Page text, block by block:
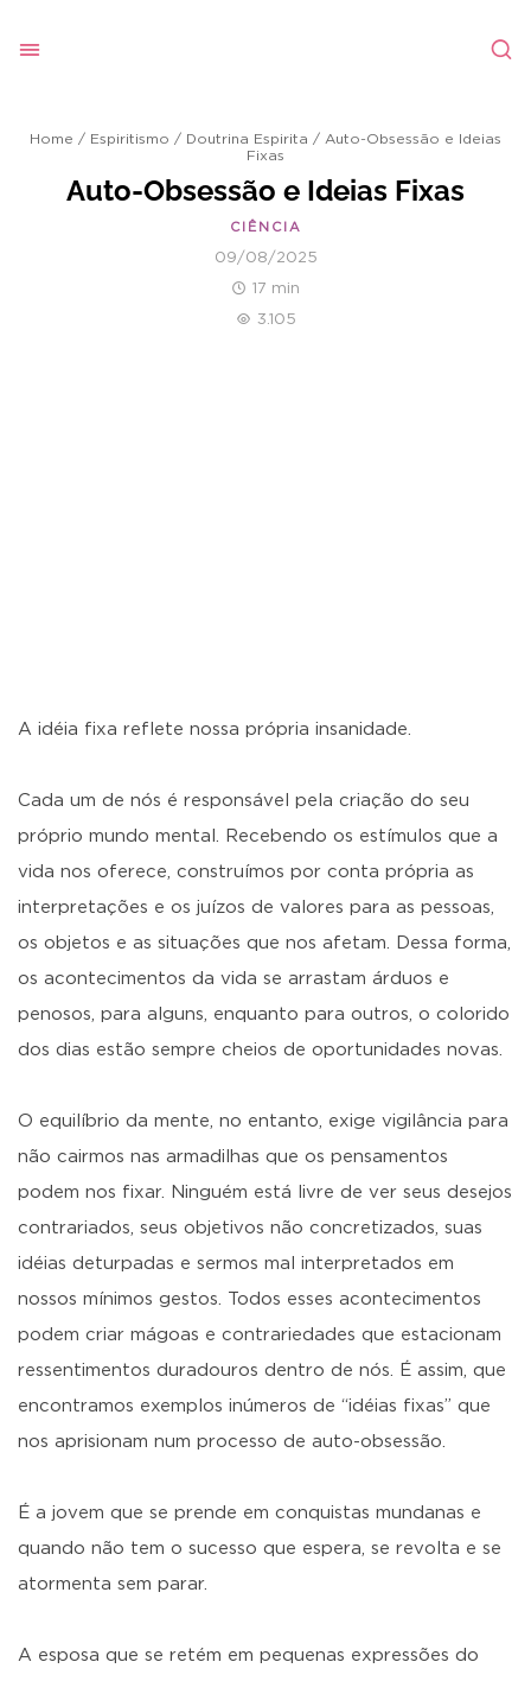
Home / Espiritismo / Doutrina Espirita / Auto-Obsessão e Ideias
Fixas
Auto-Obsessão e Ideias Fixas
CIÊNCIA
09/08/2025
17 min
3.105
A idéia fixa reflete nossa própria insanidade.
Cada um de nós é responsável pela criação do seu
próprio mundo mental. Recebendo os estímulos que a
vida nos oferece, construímos por conta própria as
interpretações e os juízos de valores para as pessoas,
os objetos e as situações que nos afetam. Dessa forma,
os acontecimentos da vida se arrastam árduos e
penosos, para alguns, enquanto para outros, o colorido
dos dias estão sempre cheios de oportunidades novas.
O equilíbrio da mente, no entanto, exige vigilância para
não cairmos nas armadilhas que os pensamentos
podem nos fixar. Ninguém está livre de ver seus desejos
contrariados, seus objetivos não concretizados, suas
idéias deturpadas e sermos mal interpretados em
nossos mínimos gestos. Todos esses acontecimentos
podem criar mágoas e contrariedades que estacionam
ressentimentos duradouros dentro de nós. É assim, que
encontramos exemplos inúmeros de “idéias fixas” que
nos aprisionam num processo de auto-obsessão.
É a jovem que se prende em conquistas mundanas e
quando não tem o sucesso que espera, se revolta e se
atormenta sem parar.
A esposa que se retém em pequenas expressões do